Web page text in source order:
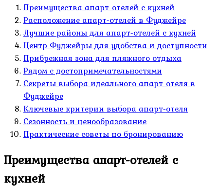
Преимущества апарт-отелей с кухней
Расположение апарт-отелей в Фуджейре
Лучшие районы для апарт-отелей с кухней
Центр Фуджейры для удобства и доступности
Прибрежная зона для пляжного отдыха
Рядом с достопримечательностями
Секреты выбора идеального апарт-отеля в
Фуджейре
Ключевые критерии выбора апарт-отеля
Сезонность и ценообразование
Практические советы по бронированию
Преимущества апарт-отелей с
кухней